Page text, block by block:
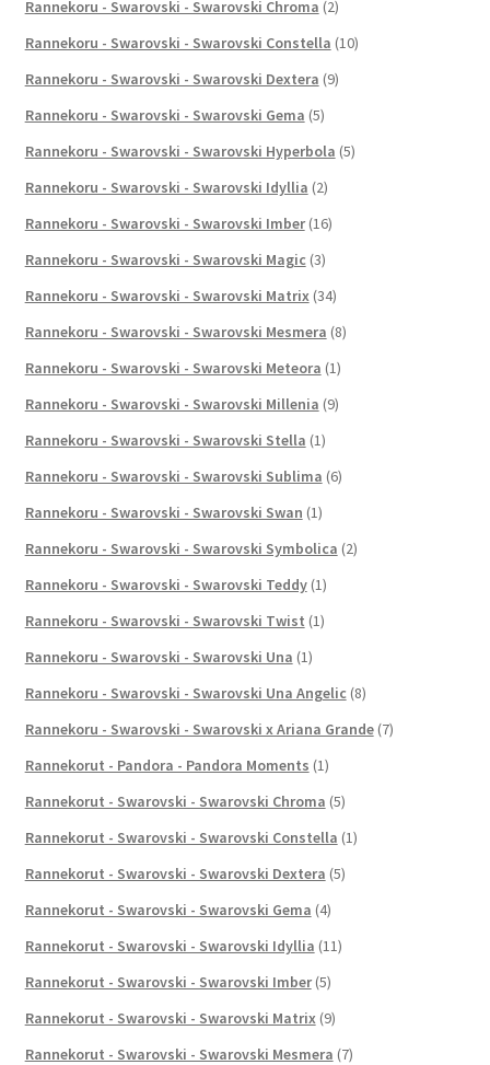
Rannekoru - Swarovski - Swarovski Chroma (2)
Rannekoru - Swarovski - Swarovski Constella (10)
Rannekoru - Swarovski - Swarovski Dextera (9)
Rannekoru - Swarovski - Swarovski Gema (5)
Rannekoru - Swarovski - Swarovski Hyperbola (5)
Rannekoru - Swarovski - Swarovski Idyllia (2)
Rannekoru - Swarovski - Swarovski Imber (16)
Rannekoru - Swarovski - Swarovski Magic (3)
Rannekoru - Swarovski - Swarovski Matrix (34)
Rannekoru - Swarovski - Swarovski Mesmera (8)
Rannekoru - Swarovski - Swarovski Meteora (1)
Rannekoru - Swarovski - Swarovski Millenia (9)
Rannekoru - Swarovski - Swarovski Stella (1)
Rannekoru - Swarovski - Swarovski Sublima (6)
Rannekoru - Swarovski - Swarovski Swan (1)
Rannekoru - Swarovski - Swarovski Symbolica (2)
Rannekoru - Swarovski - Swarovski Teddy (1)
Rannekoru - Swarovski - Swarovski Twist (1)
Rannekoru - Swarovski - Swarovski Una (1)
Rannekoru - Swarovski - Swarovski Una Angelic (8)
Rannekoru - Swarovski - Swarovski x Ariana Grande (7)
Rannekorut - Pandora - Pandora Moments (1)
Rannekorut - Swarovski - Swarovski Chroma (5)
Rannekorut - Swarovski - Swarovski Constella (1)
Rannekorut - Swarovski - Swarovski Dextera (5)
Rannekorut - Swarovski - Swarovski Gema (4)
Rannekorut - Swarovski - Swarovski Idyllia (11)
Rannekorut - Swarovski - Swarovski Imber (5)
Rannekorut - Swarovski - Swarovski Matrix (9)
Rannekorut - Swarovski - Swarovski Mesmera (7)